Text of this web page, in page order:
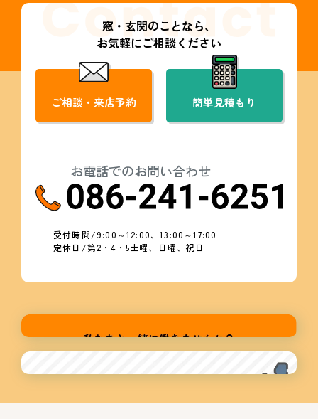
窓・玄関のことなら、
お気軽にご相談ください
ご相談・来店予約 簡単見積もり
お電話でのお問い合わせ
受付時間/9:00～12:00、13:00～17:00
定休日/第2・4・5土曜、日曜、祝日